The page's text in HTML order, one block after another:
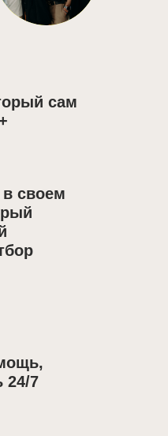
24/7
своем
сам